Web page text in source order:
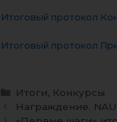
Итоговый протокол
Итоговый протокол
Итоги
Конкурсы
Награждение.